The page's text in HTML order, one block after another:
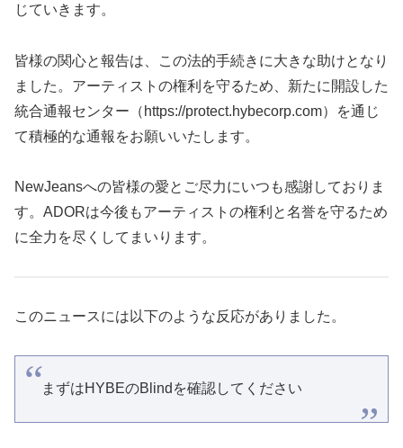
じていきます。
皆様の関心と報告は、この法的手続きに大きな助けとなり
ました。アーティストの権利を守るため、新たに開設した
統合通報センター（https://protect.hybecorp.com）を通じ
て積極的な通報をお願いいたします。
NewJeansへの皆様の愛とご尽力にいつも感謝しておりま
す。ADORは今後もアーティストの権利と名誉を守るため
に全力を尽くしてまいります。
このニュースには以下のような反応がありました。
まずはHYBEのBlindを確認してください